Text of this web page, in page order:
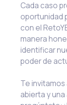
Cada caso
oportunidad
con el
manera
identificar
poder de
Te
abierta y